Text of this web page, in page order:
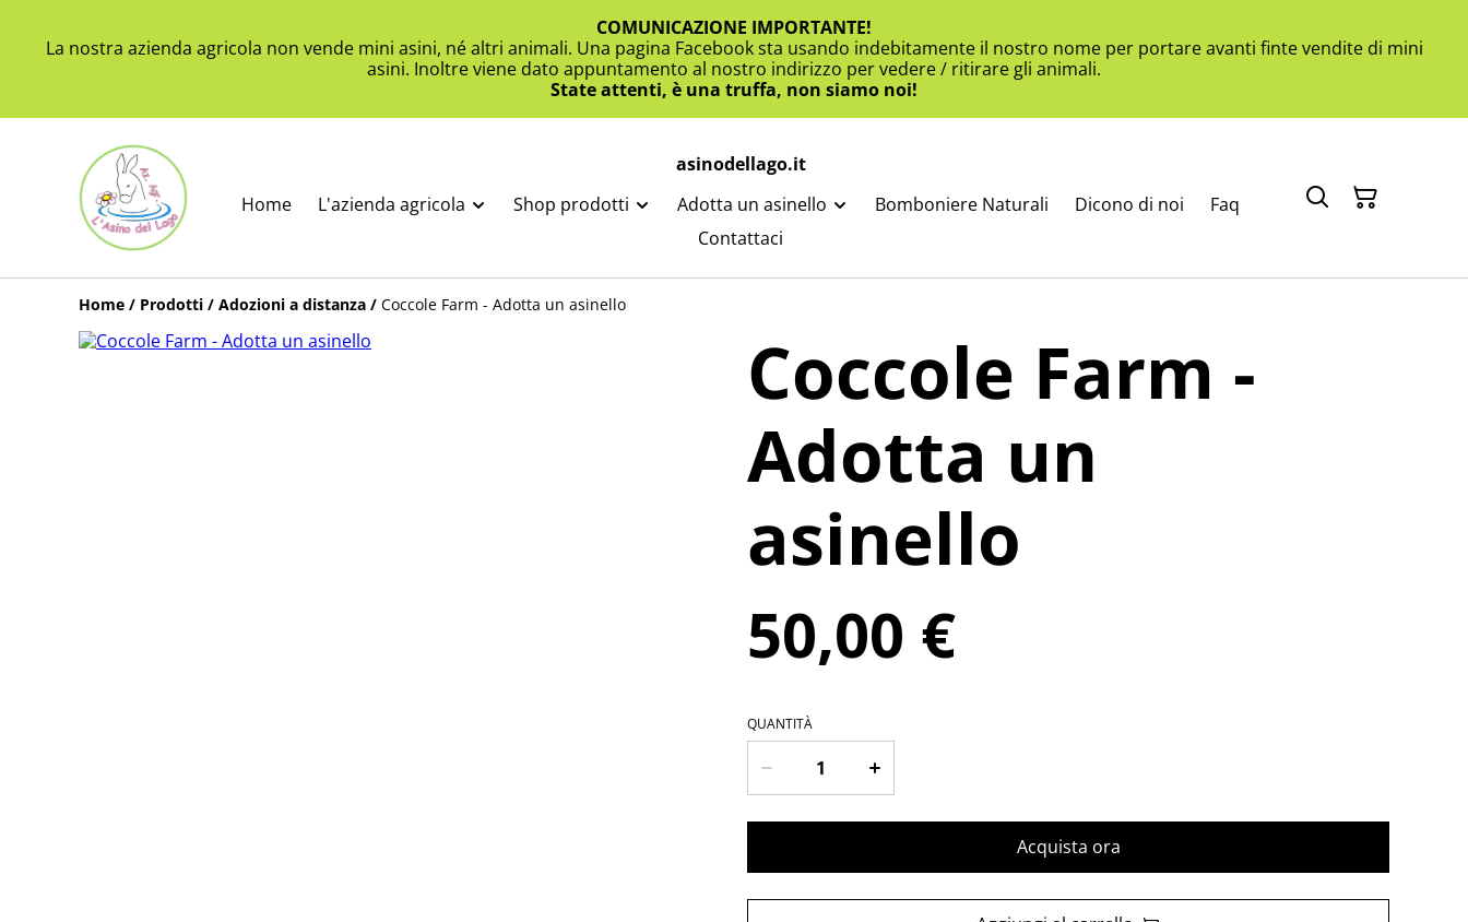
COMUNICAZIONE IMPORTANTE!
La nostra azienda agricola non vende mini asini, né altri animali. Una pagina Facebook sta usando indebitamente il nostro nome per portare avanti finte vendite di mini
asini. Inoltre viene dato appuntamento al nostro indirizzo per vedere / ritirare gli animali.
State attenti, è una truffa, non siamo noi!
asinodellago.it
Home
L'azienda agricola Shop prodotti Adotta un asinello Bomboniere Naturali Dicono di noi
Faq
Contattaci
Home / Prodotti / Adozioni a distanza / Coccole Farm - Adotta un asinello
Coccole Farm -
Adotta un
asinello
50,00 €
QUANTITÀ
Acquista ora